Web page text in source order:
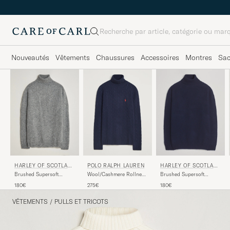
Rechercher
Nouveautés Vêtements Chaussures Accessoires Montres
HARLEY OF SCOTLAN
D
Brushed Supersoft
Grey
180€
POLO RALPH LAUREN
Wool/Cashmere Rollneck
275€
HARLEY OF SCOTLAN
D
Brushed Supersoft
Navy
180€
VÊTEMENTS / PULLS ET TRICOTS